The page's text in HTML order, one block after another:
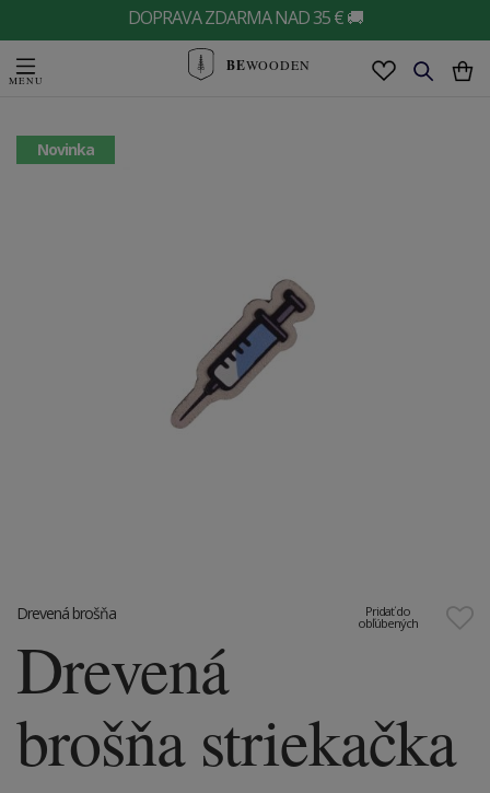
DOPRAVA ZDARMA NAD 35 € 🚚
BEWOODEN
Novinka
Pridať do
obľúbených
Drevená brošňa
Drevená
brošňa striekačka